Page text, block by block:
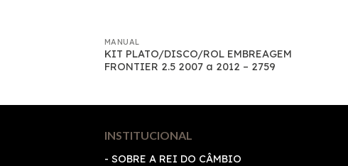
MANUAL
KIT PLATO/DISCO/ROL EMBREAGEM
FRONTIER 2.5 2007 a 2012 – 2759
INSTITUCIONAL
- SOBRE A REI DO CÂMBIO